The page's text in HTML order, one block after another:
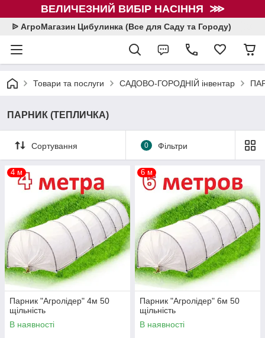
ВЕЛИЧЕЗНИЙ ВИБІР НАСІННЯ ⋙
ᐉ АгроМагазин Цибулинка (Все для Саду та Городу)
Товари та послуги САДОВО-ГОРОДНІЙ інвентар
ПАРНИК (ТЕПЛИЧКА)
Сортування 0 Фільтри
4 м
Парник "Агролідер" 4м 50
щільність
В наявності
6 м
Парник "Агролідер" 6м 50
щільність
В наявності